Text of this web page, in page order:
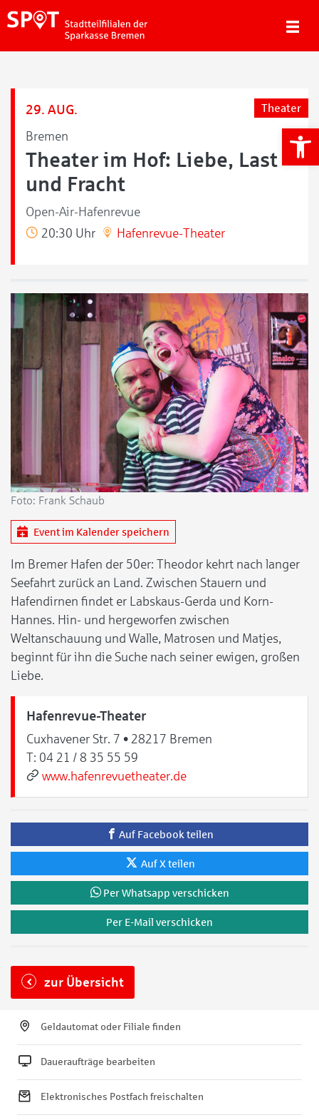
29. AUG.
Bremen
Theater
Theater im Hof: Liebe, Last
und Fracht
Open-Air-Hafenrevue
20:30 Uhr
Hafenrevue-Theater
Foto: Frank Schaub
Event im Kalender speichern
Im Bremer Hafen der 50er: Theodor kehrt nach langer
Seefahrt zurück an Land. Zwischen Stauern und
Hafendirnen findet er Labskaus-Gerda und Korn-
Hannes. Hin- und hergeworfen zwischen
Weltanschauung und Walle, Matrosen und Matjes,
beginnt für ihn die Suche nach seiner ewigen, großen
Liebe.
Hafenrevue-Theater
Cuxhavener Str. 7 • 28217 Bremen
T: 04 21 / 8 35 55 59
www.hafenrevuetheater.de
Auf Facebook teilen
Auf X teilen
Per Whatsapp verschicken
Per E-Mail verschicken
zur Übersicht
Geldautomat oder Filiale finden
Daueraufträge bearbeiten
Elektronisches Postfach freischalten